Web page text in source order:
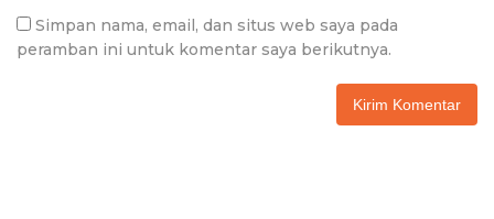
Simpan nama, email, dan situs web saya pada
peramban ini untuk komentar saya berikutnya.